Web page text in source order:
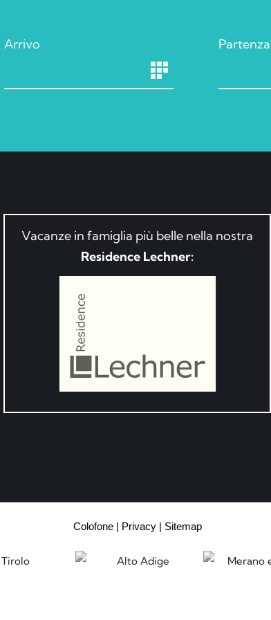
Arrivo Partenza
Vacanze in famiglia più belle nella nostra
Residence Lechner:
Colofone Privacy Sitemap